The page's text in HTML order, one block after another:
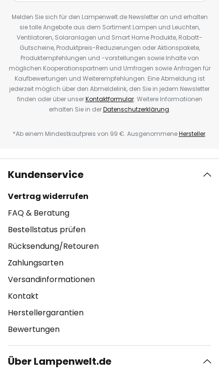
Melden Sie sich für den Lampenwelt.de Newsletter an und erhalten
sie tolle Angebote aus dem Sortiment Lampen und Leuchten,
Ventilatoren, Solaranlagen und Smart Home Produkte, Rabatt-
Gutscheine, Produktpreis-Reduzierungen oder Aktionspakete,
Produktempfehlungen und -vorstellungen sowie Inhalte von
möglichen Kooperationspartnern und Umfragen sowie Anfragen für
Kaufbewertungen und Weiterempfehlungen. Eine Abmeldung ist
jederzeit möglich über den Abmeldelink, den Sie in jedem Newsletter
finden oder über unserKontaktformular. Weitere Informationen
erhalten Sie in derDatenschutzerklärung.
*Ab einem Mindestkaufpreis von 99 €. AusgenommeneHersteller.
Kundenservice
Vertrag widerrufen
FAQ & Beratung
Bestellstatus prüfen
Rücksendung/Retouren
Zahlungsarten
Versandinformationen
Kontakt
Herstellergarantien
Bewertungen
Über Lampenwelt.de